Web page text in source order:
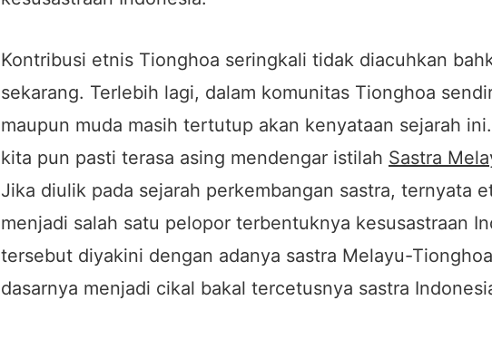
Kontribusi etnis Tionghoa seringkali tidak diacuhkan
sekarang. Terlebih lagi, dalam komunitas Tionghoa
maupun muda masih tertutup akan kenyataan sejarah
kita pun pasti terasa asing mendengar istilah Sastra
Jika diulik pada sejarah perkembangan sastra, ternyata
menjadi salah satu pelopor terbentuknya kesusastraan
tersebut diyakini dengan adanya sastra Melayu-
dasarnya menjadi cikal bakal tercetusnya sastra